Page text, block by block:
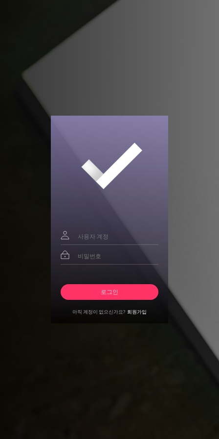
아직 계정이 없으신가요? 회원가입